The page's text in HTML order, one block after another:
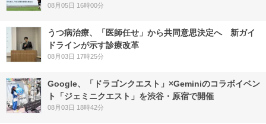
08月05日 16時00分
うつ病治療、「医師任せ」から共同意思決定へ 新ガイ
ドラインが示す診療改革
08月03日 17時25分
Google、「ドラゴンクエスト」×Geminiのコラボイベン
ト「ジェミニクエスト」を渋谷・原宿で開催
08月03日 18時42分